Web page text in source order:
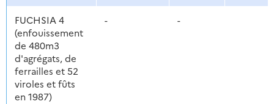
FUCHSIA 4
(enfouissement
de 480m3
d'agrégats, de
ferrailles et 52
viroles et fûts
en 1987)
- -